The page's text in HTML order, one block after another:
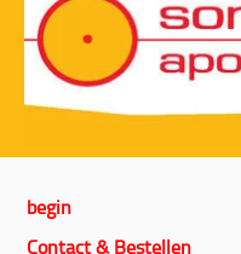
begin
Contact & Bestellen